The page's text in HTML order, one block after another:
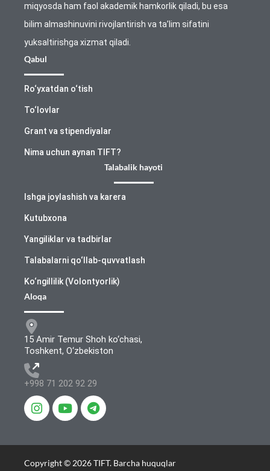
miqyosda ham faol akademik hamkorlik qiladi, bu esa
bilim almashinuvini rivojlantirish va ta’lim sifatini
yuksaltirishga xizmat qiladi.
Qabul
Ro‘yxatdan o‘tish
To‘lovlar
Grant va stipendiyalar
Nima uchun aynan TIFT?
Talabalik hayoti
Ishga joylashish va karera
Kutubxona
Yangiliklar va tadbirlar
Talabalarni qo‘llab-quvvatlash
Ko‘ngillilik (Volontyorlik)
Aloqa
15 Amir Temur Shoh ko‘chasi,
Toshkent, O‘zbekiston
+998 71 202 92 29
Copyright © 2026 TIFT. Barcha huquqlar